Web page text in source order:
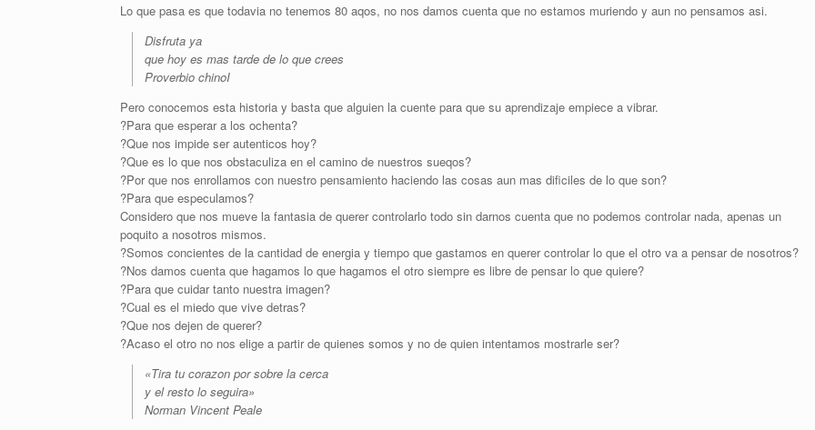
Lo que pasa es que todavia no tenemos 80 aqos, no nos damos cuenta que no estamos muriendo y aun no pensamos asi.
Disfruta ya
que hoy es mas tarde de lo que crees
Proverbio chinoI
Pero conocemos esta historia y basta que alguien la cuente para que su aprendizaje empiece a vibrar.
?Para que esperar a los ochenta?
?Que nos impide ser autenticos hoy?
?Que es lo que nos obstaculiza en el camino de nuestros sueqos?
?Por que nos enrollamos con nuestro pensamiento haciendo las cosas aun mas dificiles de lo que son?
?Para que especulamos?
Considero que nos mueve la fantasia de querer controlarlo todo sin darnos cuenta que no podemos controlar nada, apenas un
poquito a nosotros mismos.
?Somos concientes de la cantidad de energia y tiempo que gastamos en querer controlar lo que el otro va a pensar de nosotros?
?Nos damos cuenta que hagamos lo que hagamos el otro siempre es libre de pensar lo que quiere?
?Para que cuidar tanto nuestra imagen?
?Cual es el miedo que vive detras?
?Que nos dejen de querer?
?Acaso el otro no nos elige a partir de quienes somos y no de quien intentamos mostrarle ser?
«Tira tu corazon por sobre la cerca
y el resto lo seguira»
Norman Vincent Peale